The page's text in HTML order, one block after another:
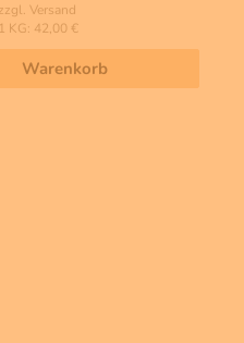
Versand
KG: 42,00 €
Warenkorb